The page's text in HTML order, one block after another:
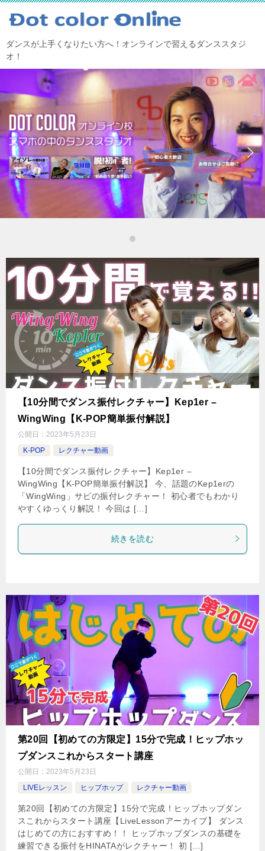
ダンスが上手くなりたい方へ！オンラインで習えるダンススタジ
オ！
【10分間でダンス振付レクチャー】Kep1er –
WingWing【K-POP簡単振付解説】
公開日： 2023年5月23日
K-POP
レクチャー動画
【10分間でダンス振付レクチャー】Kep1er –
WingWing【K-POP簡単振付解説】 今、話題のKep1erの
「WingWing」サビの振付レクチャー！ 初心者でもわかり
やすくゆっくり解説！ 今回は […]
続きを読む
第20回【初めての方限定】15分で完成！ヒップホッ
プダンスこれからスタート講座
公開日： 2023年5月23日
LIVEレッスン
ヒップホップ レクチャー動画
第20回【初めての方限定】15分で完成！ヒップホップダン
スこれからスタート講座【LiveLessonアーカイブ】 ダンス
はじめての方におすすめ！！ ヒップホップダンスの基礎を
練習できる振付をHINATAがレクチャー！ 初 […]